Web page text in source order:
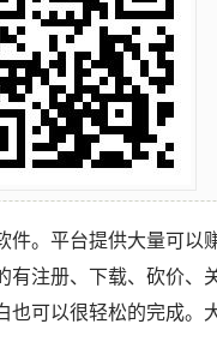
。平台提供大量可以
注册、下载、砍价、
可以很轻松的完成。